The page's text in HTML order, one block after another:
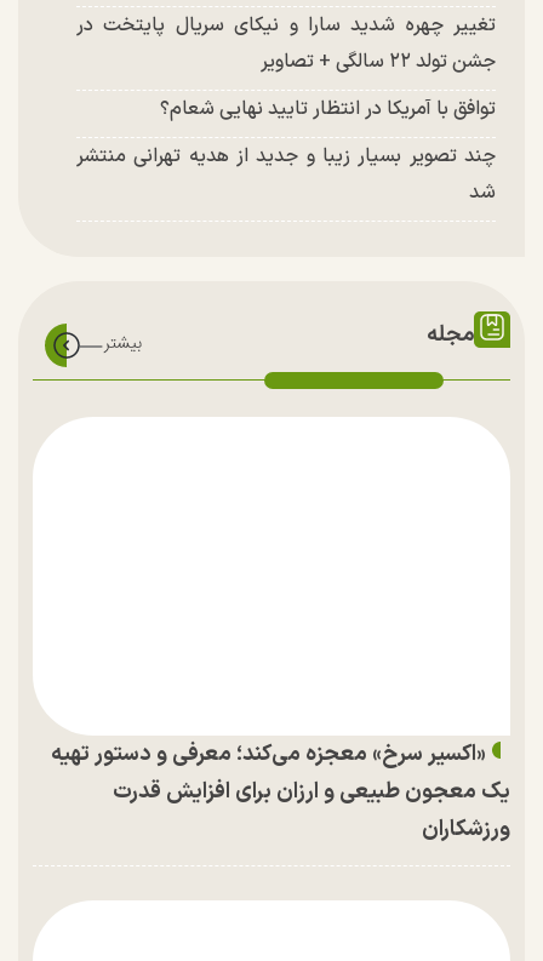
تغییر چهره شدید سارا و نیکای سریال پایتخت در
جشن تولد ۲۲ سالگی + تصاویر
توافق با آمریکا در انتظار تایید نهایی شعام؟
چند تصویر بسیار زیبا و جدید از هدیه تهرانی منتشر
شد
مجله
«اکسیر سرخ» معجزه می‌کند؛ معرفی و دستور تهیه
یک معجون طبیعی و ارزان برای افزایش قدرت
ورزشکاران